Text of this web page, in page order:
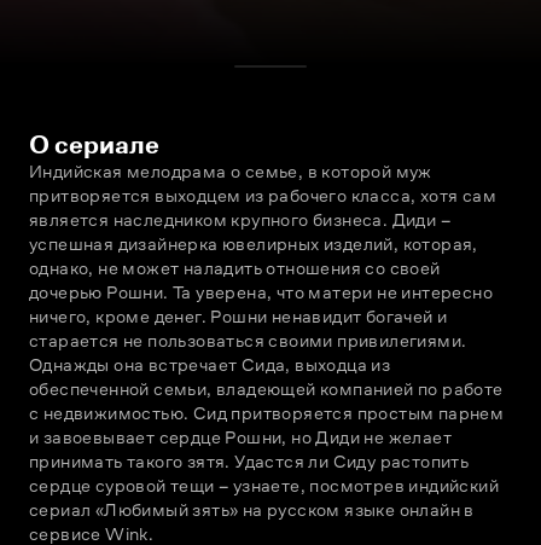
О сериале
Индийская мелодрама о семье, в которой муж
притворяется выходцем из рабочего класса, хотя сам
является наследником крупного бизнеса. Диди –
успешная дизайнерка ювелирных изделий, которая,
однако, не может наладить отношения со своей
дочерью Рошни. Та уверена, что матери не интересно
ничего, кроме денег. Рошни ненавидит богачей и
старается не пользоваться своими привилегиями.
Однажды она встречает Сида, выходца из
обеспеченной семьи, владеющей компанией по работе
с недвижимостью. Сид притворяется простым парнем
и завоевывает сердце Рошни, но Диди не желает
принимать такого зятя. Удастся ли Сиду растопить
сердце суровой тещи – узнаете, посмотрев индийский
сериал «Любимый зять» на русском языке онлайн в
сервисе Wink.